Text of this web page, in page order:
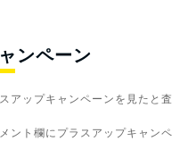
ンペーン
アップキャンペーンを見たと査
ント欄にプラスアップキャンペ